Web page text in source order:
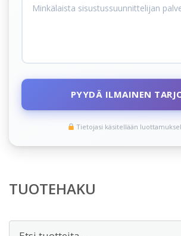
PYYDÄ ILMAINEN
Tietojasi käsitellään
TUOTEHAKU